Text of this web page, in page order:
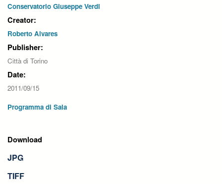
Conservatorio Giuseppe Verdi
Creator:
Roberto Alvares
Publisher:
Città di Torino
Date:
2011/09/15
Programma di Sala
Download
JPG
TIFF